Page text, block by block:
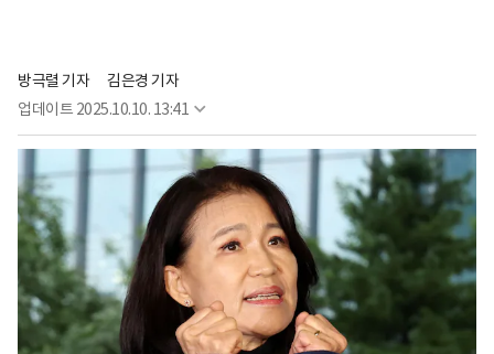
방극렬 기자
김은경 기자
업데이트 2025.10.10. 13:41